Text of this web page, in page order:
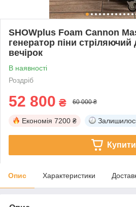
SHOWplus Foam Cannon
генератор піни стріляючий
вечірок
В наявності
Роздріб
52 800 ₴ 60 000 ₴
Економія 7200 ₴
Купити
Опис Характеристики